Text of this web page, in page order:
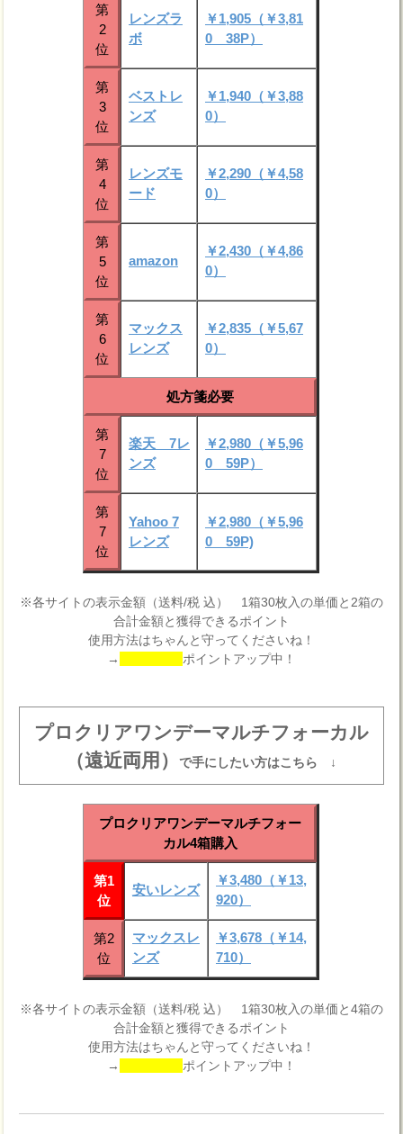
第
2
位
レンズラ
ボ
￥1,905（￥3,81
0 38P）
第
3
位
ベストレ
ンズ
￥1,940（￥3,88
0）
第
4
位
レンズモ
ード
￥2,290（￥4,58
0）
第
5
位
amazon
￥2,430（￥4,86
0）
第
6
位
マックス
レンズ
￥2,835（￥5,67
0）
処方箋必要
第
7
位
楽天 7レ
ンズ
￥2,980（￥5,96
0 59P）
第
7
位
Yahoo 7
レンズ
￥2,980（￥5,96
0 59P)
※各サイトの表示金額（送料/税 込） 1箱30枚入の単価と2箱の
合計金額と獲得できるポイント
使用方法はちゃんと守ってくださいね！
→
ポイントアップ中！
プロクリアワンデーマルチフォーカル
（遠近両用）で手にしたい方はこちら ↓
プロクリアワンデーマルチフォー
カル4箱購入
第1
位
安いレンズ
￥3,480（￥13,
920）
第2
位
マックスレ
ンズ
￥3,678（￥14,
710）
※各サイトの表示金額（送料/税 込） 1箱30枚入の単価と4箱の
合計金額と獲得できるポイント
使用方法はちゃんと守ってくださいね！
→
ポイントアップ中！